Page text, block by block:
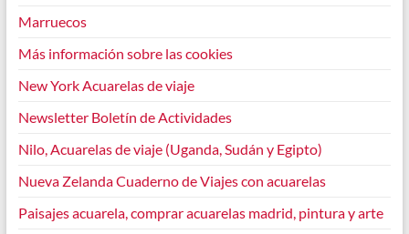
Marruecos
Más información sobre las cookies
New York Acuarelas de viaje
Newsletter Boletín de Actividades
Nilo, Acuarelas de viaje (Uganda, Sudán y Egipto)
Nueva Zelanda Cuaderno de Viajes con acuarelas
Paisajes acuarela, comprar acuarelas madrid, pintura y arte